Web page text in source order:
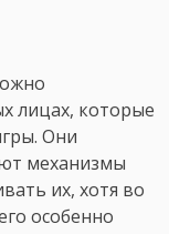
лицах, которые
Они
механизмы
их, хотя во
особенно